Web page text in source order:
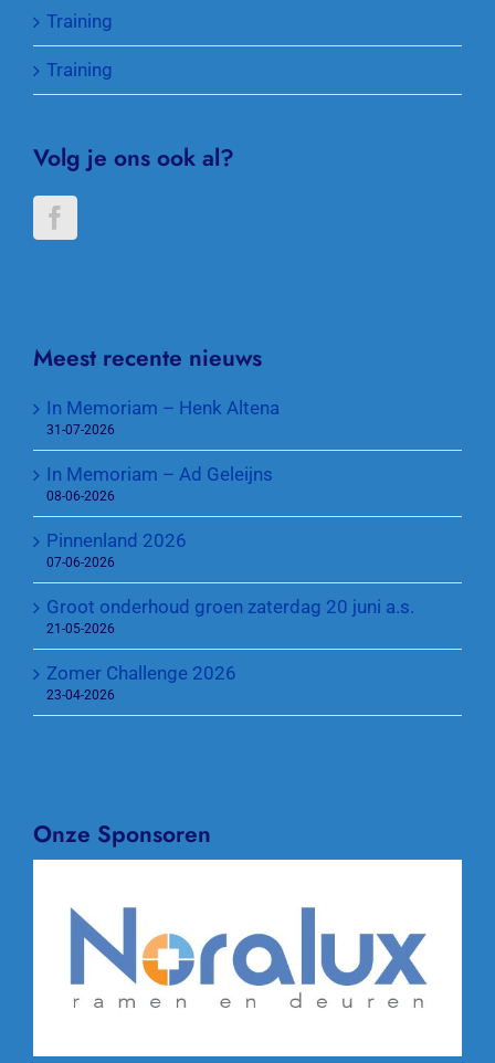
Training
Training
Volg je ons ook al?
Meest recente nieuws
In Memoriam – Henk Altena
31-07-2026
In Memoriam – Ad Geleijns
08-06-2026
Pinnenland 2026
07-06-2026
Groot onderhoud groen zaterdag 20 juni a.s.
21-05-2026
Zomer Challenge 2026
23-04-2026
Onze Sponsoren